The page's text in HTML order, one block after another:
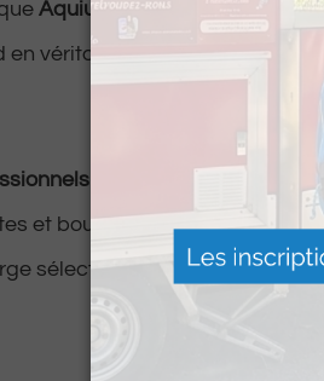
Aquiu, le passage se
en véritablemarché de la fripe
de l’agglomération
et boutiques locales —
sélection de
vêtements et